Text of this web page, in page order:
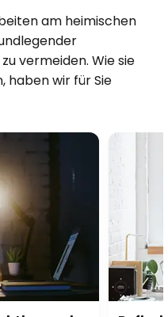
am heimischen
vermeiden. Wie sie
haben wir für Sie